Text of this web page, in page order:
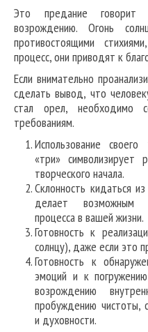
Это предание говорит
возрождению. Огонь
противостоящими
процесс, они приводят к
Если внимательно
сделать вывод, что
стал орел, необходимо
требованиям.
Использование своего
«три» символизирует
творческого начала.
Склонность кидаться
делает возможным
процесса в вашей жизни.
Готовность к
солнцу), даже если это
Готовность к
эмоций и к
возрождению
пробуждению чистоты,
и духовности.